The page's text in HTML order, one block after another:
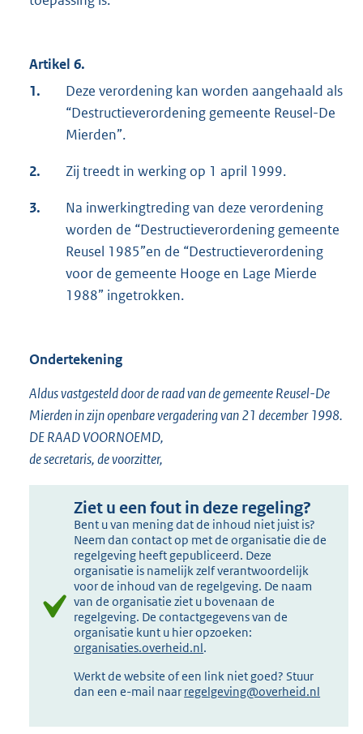
Artikel 6.
1.
Deze verordening kan worden aangehaald als
“Destructieverordening gemeente Reusel-De
Mierden”.
2. Zij treedt in werking op 1 april 1999.
3.
Na inwerkingtreding van deze verordening
worden de “Destructieverordening gemeente
Reusel 1985”en de “Destructieverordening
voor de gemeente Hooge en Lage Mierde
1988” ingetrokken.
Ondertekening
Aldus vastgesteld door de raad van de gemeente Reusel-De
Mierden in zijn openbare vergadering van 21 december 1998.
DE RAAD VOORNOEMD,
de secretaris, de voorzitter,
Ziet u een fout in deze regeling?
Bent u van mening dat de inhoud niet juist is?
Neem dan contact op met de organisatie die de
regelgeving heeft gepubliceerd. Deze
organisatie is namelijk zelf verantwoordelijk
voor de inhoud van de regelgeving. De naam
van de organisatie ziet u bovenaan de
regelgeving. De contactgegevens van de
organisatie kunt u hier opzoeken:
organisaties.overheid.nl.
Werkt de website of een link niet goed? Stuur
dan een e-mail naar regelgeving@overheid.nl